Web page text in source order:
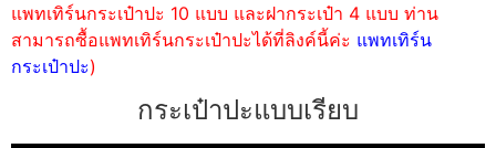
แพทเทิร์นกระเป๋าปะ 10 แบบ และฝากระเป๋า 4 แบบ ท่าน
สามารถซื้อแพทเทิร์นกระเป๋าปะได้ที่ลิงค์นี้ค่ะ แพทเทิร์น
กระเป๋าปะ)
กระเป๋าปะแบบเรียบ